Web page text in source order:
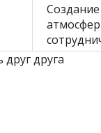
Создание
друга